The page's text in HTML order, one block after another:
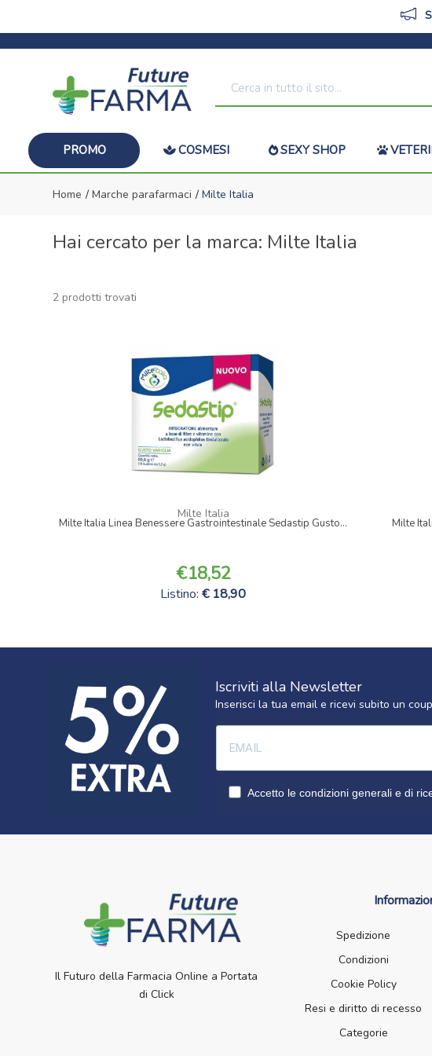
PROMO COSMESI SEXY SHOP
Home Marche parafarmaci Milte Italia
Hai cercato per la marca: Milte Italia
2 prodotti trovati
Milte Italia
Milte Italia Linea Benessere Gastrointestinale Sedastip Gusto...
18,52
Listino:18,90
Milte
Iscriviti alla Newsletter
Inserisci la tua email e ricevi subito un
Accetto le condizioni generali e di
Il Futuro della Farmacia Online a Portata
di Click
Spedizione
Condizioni
Cookie Policy
Resi e diritto di recesso
Categorie